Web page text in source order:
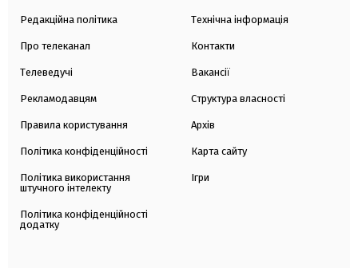
Редакційна політика
Про телеканал
Телеведучі
Рекламодавцям
Правила користування
Політика конфіденційності
Політика використання
штучного інтелекту
Політика конфіденційності
додатку
Технічна інформація
Контакти
Вакансії
Структура власності
Архів
Карта сайту
Ігри